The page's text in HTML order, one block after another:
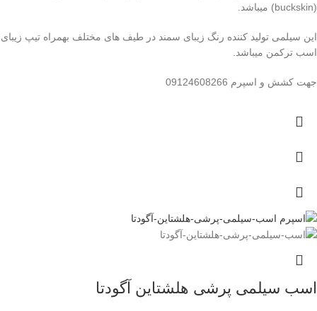
(buckskin) میباشد.
این سیلمی تولید کننده رنگ زیبای سمند در طیف های مختلف بهمراه تیپ زیبای
اسب ترکمن میباشد.
جهت کشش و اسپرم 09124608266
اسب سیلمی پرشی هلشتاین آگودتا